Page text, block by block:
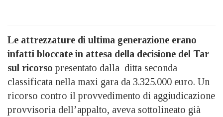
Le attrezzature di ultima generazione erano
infatti bloccate in attesa della decisione del Tar
sul ricorso presentato dalla ditta seconda
classificata nella maxi gara da 3.325.000 euro. Un
ricorso contro il provvedimento di aggiudicazione
provvisoria dell’appalto, aveva sottolineato già